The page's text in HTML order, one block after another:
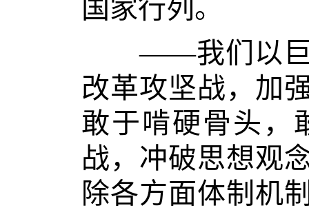
国家行列。
——我们以巨大
改革攻坚战，加
敢于啃硬骨头，
战，冲破思想观
除各方面体制机